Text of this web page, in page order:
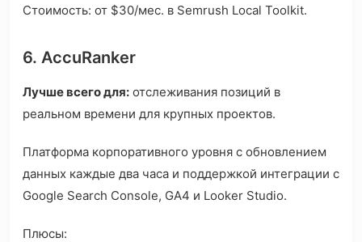
Стоимость: от $30/мес. в Semrush Local Toolkit.
6. AccuRanker
Лучше всего для: отслеживания позиций в
реальном времени для крупных проектов.
Платформа корпоративного уровня с обновлением
данных каждые два часа и поддержкой интеграции с
Google Search Console, GA4 и Looker Studio.
Плюсы: